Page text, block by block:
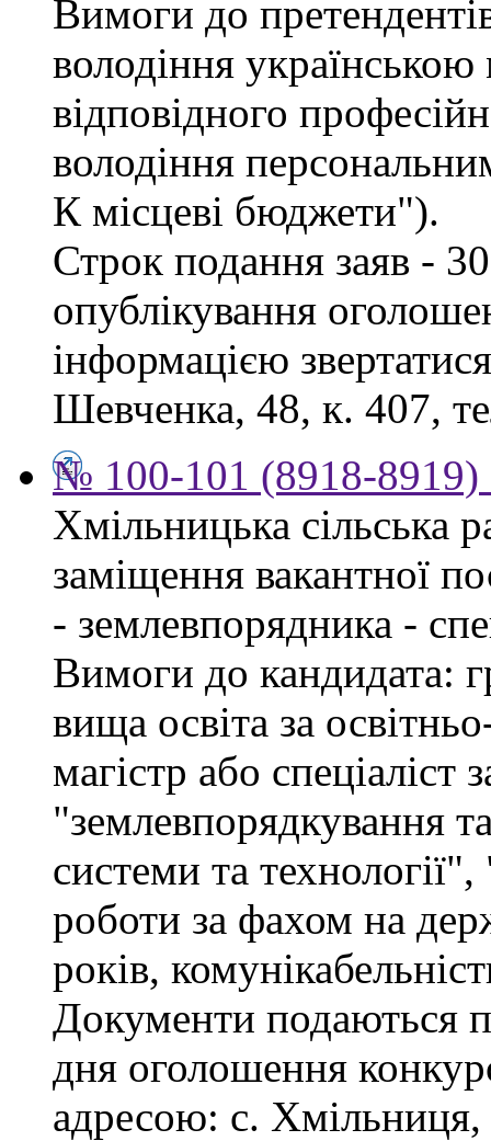
Вимоги до
володіння
відповідного
володіння
К місцеві бюджети").
Строк подання заяв -
опублікування
інформацією
Шевченка, 48, к. 407,
№ 100-101 (8918-8919)
Хмільницька сільська
заміщення вакантної
- землевпорядника -
Вимоги до кандидата:
вища освіта за
магістр або спеціаліст
"землевпорядкування
системи та технології",
роботи за фахом на
років,
Документи подаються
дня оголошення
адресою: с.